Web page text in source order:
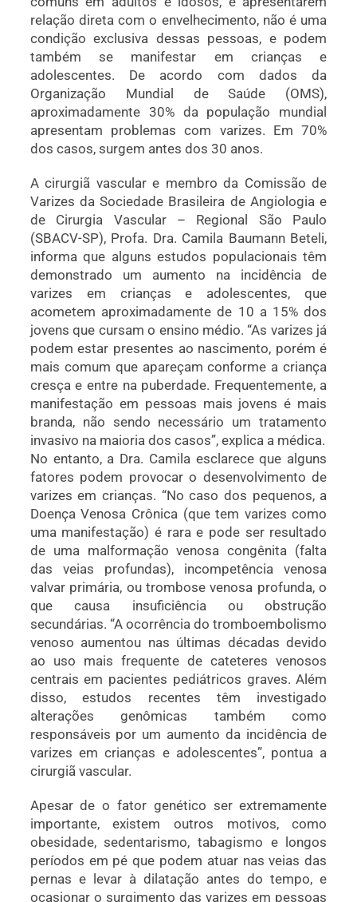
relação direta com o envelhecimento, não é uma
condição exclusiva dessas pessoas, e podem
também se manifestar em crianças e
adolescentes. De acordo com dados da
Organização Mundial de Saúde (OMS),
aproximadamente 30% da população mundial
apresentam problemas com varizes. Em 70%
dos casos, surgem antes dos 30 anos.
A cirurgiã vascular e membro da Comissão de
Varizes da Sociedade Brasileira de Angiologia e
de Cirurgia Vascular – Regional São Paulo
(SBACV-SP), Profa. Dra. Camila Baumann Beteli,
informa que alguns estudos populacionais têm
demonstrado um aumento na incidência de
varizes em crianças e adolescentes, que
acometem aproximadamente de 10 a 15% dos
jovens que cursam o ensino médio. “As varizes já
podem estar presentes ao nascimento, porém é
mais comum que apareçam conforme a criança
cresça e entre na puberdade. Frequentemente, a
manifestação em pessoas mais jovens é mais
branda, não sendo necessário um tratamento
invasivo na maioria dos casos”, explica a médica.
No entanto, a Dra. Camila esclarece que alguns
fatores podem provocar o desenvolvimento de
varizes em crianças. “No caso dos pequenos, a
Doença Venosa Crônica (que tem varizes como
uma manifestação) é rara e pode ser resultado
de uma malformação venosa congênita (falta
das veias profundas), incompetência venosa
valvar primária, ou trombose venosa profunda, o
que causa insuficiência ou obstrução
secundárias. “A ocorrência do tromboembolismo
venoso aumentou nas últimas décadas devido
ao uso mais frequente de cateteres venosos
centrais em pacientes pediátricos graves. Além
disso, estudos recentes têm investigado
alterações genômicas também como
responsáveis por um aumento da incidência de
varizes em crianças e adolescentes”, pontua a
cirurgiã vascular.
Apesar de o fator genético ser extremamente
importante, existem outros motivos, como
obesidade, sedentarismo, tabagismo e longos
períodos em pé que podem atuar nas veias das
pernas e levar à dilatação antes do tempo, e
ocasionar o surgimento das varizes em pessoas